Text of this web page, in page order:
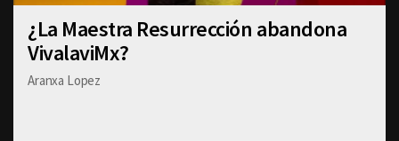
¿La Maestra Resurrección abandona
VivalaviMx?
Aranxa Lopez